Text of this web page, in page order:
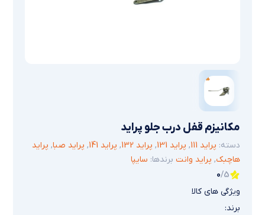
مکانیزم قفل درب جلو پراید
دسته: پراید 111 , پراید 131 , پراید 132 , پراید 141 , پراید صبا, پراید
هاچبک, پراید وانت برندها: سایپا
0/5
ویژگی های کالا
برند: